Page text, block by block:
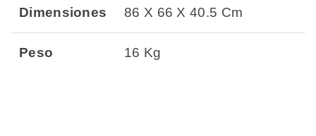
Dimensiones 86 X 66 X 40.5 Cm
Peso 16 Kg